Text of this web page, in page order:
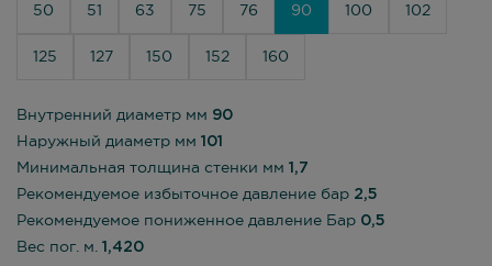
50 51 63 75 76 90 100 102
125 127 150 152 160
Внутренний диаметр мм 90
Наружный диаметр мм 101
Минимальная толщина стенки мм 1,7
Рекомендуемое избыточное давление бар 2,5
Рекомендуемое пониженное давление Бар 0,5
Вес пог. м. 1,420